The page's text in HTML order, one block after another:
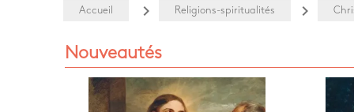
Accueil navigate_next Religions-spiritualités navigate_next
Nouveautés